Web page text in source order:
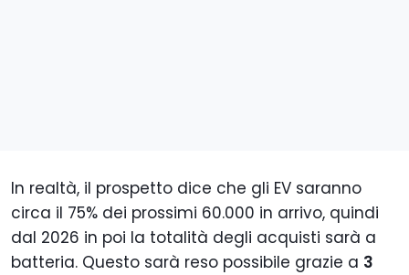
In realtà, il prospetto dice che gli EV saranno
circa il 75% dei prossimi 60.000 in arrivo, quindi
dal 2026 in poi la totalità degli acquisti sarà a
batteria. Questo sarà reso possibile grazie a 3